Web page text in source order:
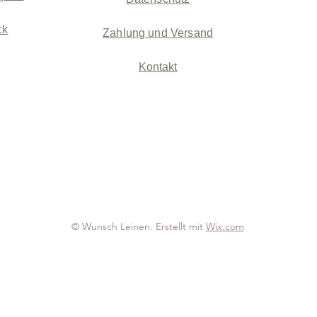
Zahlung und Versand
Kontakt
© Wunsch Leinen. Erstellt mit Wix.com